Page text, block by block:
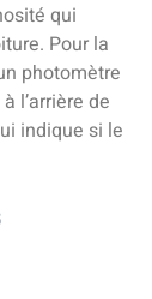
qui
Pour la
photomètre
l’arrière de
indique si le